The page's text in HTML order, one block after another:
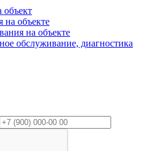
объект
на объекте
на объекте
обслуживание, диагностика